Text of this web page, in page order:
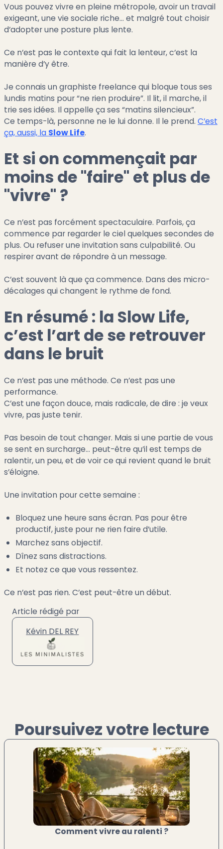
Vous pouvez vivre en pleine métropole, avoir un travail
exigeant, une vie sociale riche… et malgré tout choisir
d’adopter une posture plus lente.
Ce n’est pas le contexte qui fait la lenteur, c’est la
manière d’y être.
Je connais un graphiste freelance qui bloque tous ses
lundis matins pour “ne rien produire”. Il lit, il marche, il
trie ses idées. Il appelle ça ses “matins silencieux”.
Ce temps-là, personne ne le lui donne. Il le prend. C’est
ça, aussi, la Slow Life.
Et si on commençait par
moins de "faire" et plus de
"vivre" ?
Ce n’est pas forcément spectaculaire. Parfois, ça
commence par regarder le ciel quelques secondes de
plus. Ou refuser une invitation sans culpabilité. Ou
respirer avant de répondre à un message.
C’est souvent là que ça commence. Dans des micro-
décalages qui changent le rythme de fond.
En résumé : la Slow Life,
c’est l’art de se retrouver
dans le bruit
Ce n’est pas une méthode. Ce n’est pas une
performance.
C’est une façon douce, mais radicale, de dire : je veux
vivre, pas juste tenir.
Pas besoin de tout changer. Mais si une partie de vous
se sent en surcharge… peut-être qu’il est temps de
ralentir, un peu, et de voir ce qui revient quand le bruit
s’éloigne.
Une invitation pour cette semaine :
Bloquez une heure sans écran. Pas pour être
productif, juste pour ne rien faire d’utile.
Marchez sans objectif.
Dînez sans distractions.
Et notez ce que vous ressentez.
Ce n’est pas rien. C’est peut-être un début.
Article rédigé par
Kévin DEL REY
Poursuivez votre lecture
Comment vivre au ralenti ?